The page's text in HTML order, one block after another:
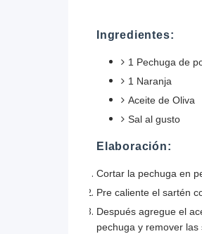
Ingredientes:
1 Pechuga de
1 Naranja
Aceite de Oliva
Sal al gusto
Elaboración:
Cortar la pechuga en
Pre caliente el sartén
Después agregue el
pechuga y remover las